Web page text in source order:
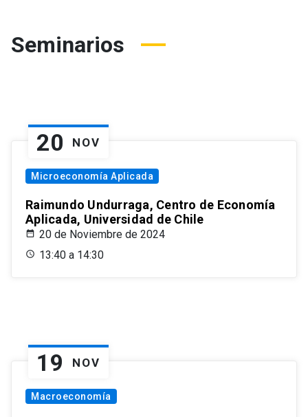
Seminarios
20 NOV
Microeconomía Aplicada
Raimundo Undurraga, Centro de Economía
Aplicada, Universidad de Chile
20 de Noviembre de 2024
13:40 a 14:30
19 NOV
Macroeconomía